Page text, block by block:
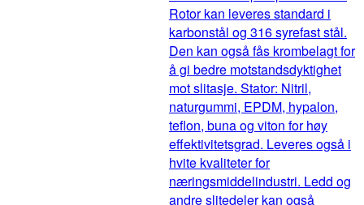
Rotor kan leveres standard i
karbonstål og 316 syrefast stål.
Den kan også fås krombelagt for
å gi bedre motstandsdyktighet
mot slitasje. Stator: Nitril,
naturgummi, EPDM, hypalon,
teflon, buna og viton for høy
effektivitetsgrad. Leveres også i
hvite kvaliteter for
næringsmiddelindustri. Ledd og
andre slitedeler kan også